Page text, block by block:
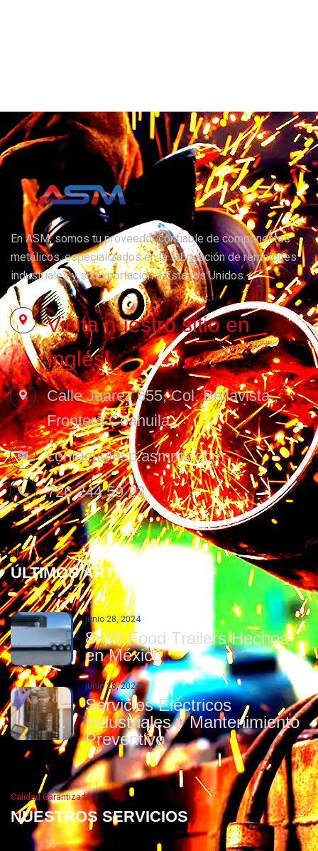
En ASM, somos tu proveedor confiable de componentes
metálicos, especializados en la fabricación de remolques
industriales y su exportación a Estados Unidos.
Visita nuestro sitio en
Inglés!
Calle Juárez 655, Col. Bellavista ,
Frontera Coahuila.
contact@esp.asmms.com
726 244 59 23
Blog
ÚLTIMOS ARTÍCULOS
junio 28, 2024
8×30 Food Trailers Hechos
en México
junio 28, 2024
Servicios Eléctricos
Industriales y Mantenimiento
Preventivo
Calidad Garantizada
NUESTROS SERVICIOS